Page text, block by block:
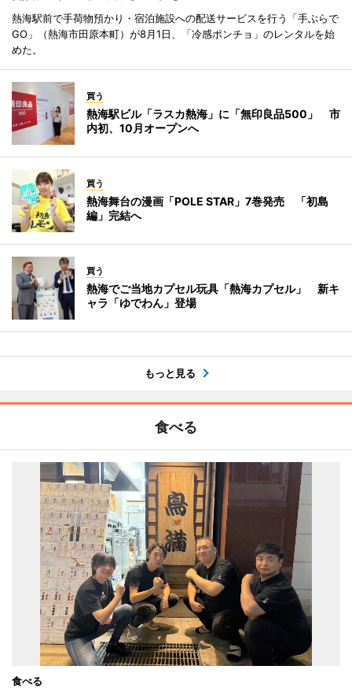
熱海駅前で手荷物預かり・宿泊施設への配送サービスを行う「手ぶらで
GO」（熱海市田原本町）が8月1日、「冷感ポンチョ」のレンタルを始
めた。
買う
熱海駅ビル「ラスカ熱海」に「無印良品500」 市
内初、10月オープンへ
買う
熱海舞台の漫画「POLE STAR」7巻発売 「初島
編」完結へ
買う
熱海でご当地カプセル玩具「熱海カプセル」 新キ
ャラ「ゆでわん」登場
もっと見る
食べる
食べる